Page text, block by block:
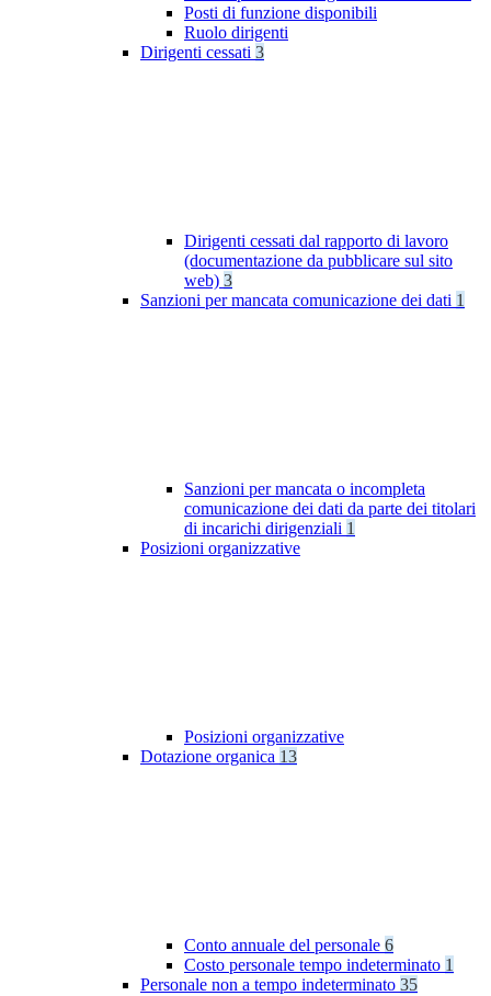
Posti di funzione disponibili
Ruolo dirigenti
Dirigenti cessati 3
Dirigenti cessati dal rapporto di lavoro
(documentazione da pubblicare sul sito
web) 3
Sanzioni per mancata comunicazione dei dati 1
Sanzioni per mancata o incompleta
comunicazione dei dati da parte dei titolari
di incarichi dirigenziali 1
Posizioni organizzative
Posizioni organizzative
Dotazione organica 13
Conto annuale del personale 6
Costo personale tempo indeterminato 1
Personale non a tempo indeterminato 35